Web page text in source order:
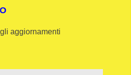
aggiornamenti